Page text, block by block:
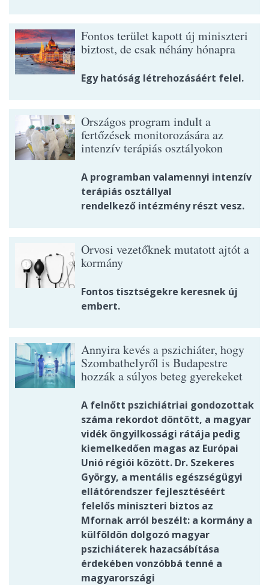
Fontos terület kapott új miniszteri
biztost, de csak néhány hónapra
Egy hatóság létrehozásáért felel.
Országos program indult a
fertőzések monitorozására az
intenzív terápiás osztályokon
A programban valamennyi intenzív
terápiás osztállyal
rendelkező intézmény részt vesz.
Orvosi vezetőknek mutatott ajtót a
kormány
Fontos tisztségekre keresnek új
embert.
Annyira kevés a pszichiáter, hogy
Szombathelyről is Budapestre
hozzák a súlyos beteg gyerekeket
A felnőtt pszichiátriai gondozottak
száma rekordot döntött, a magyar
vidék öngyilkossági rátája pedig
kiemelkedően magas az Európai
Unió régiói között. Dr. Szekeres
György, a mentális egészségügyi
ellátórendszer fejlesztéséért
felelős miniszteri biztos az
Mfornak arról beszélt: a kormány a
külföldön dolgozó magyar
pszichiáterek hazacsábítása
érdekében vonzóbbá tenné a
magyarországi